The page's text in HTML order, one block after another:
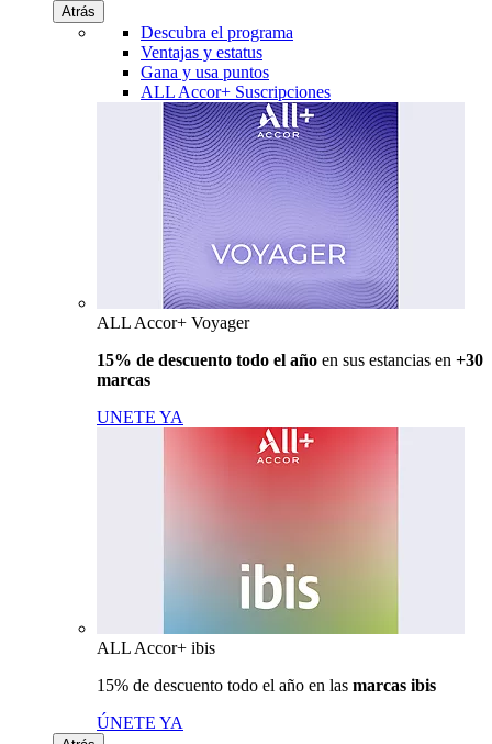
Atrás
Descubra el programa
Ventajas y estatus
Gana y usa puntos
ALL Accor+ Suscripciones
ALL Accor+ Voyager
15% de descuento todo el año en sus estancias en +30
marcas
UNETE YA
ALL Accor+ ibis
15% de descuento todo el año en las marcas ibis
ÚNETE YA